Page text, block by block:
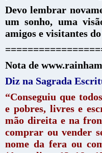
Devo lembrar
um sonho, uma
amigos e visitantes
Nota de
Diz na Sagrada
“Conseguiu que
e pobres, livres e
mão direita e na
comprar ou vender
nome da fera ou